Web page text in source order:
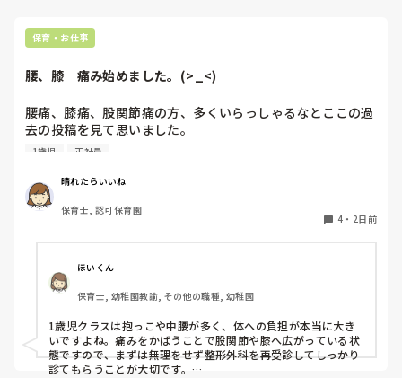
保育・お仕事
腰、膝　痛み始めました。(>_<)
腰痛、膝痛、股関節痛の方、多くいらっしゃるなとここの過
去の投稿を見て思いました。
という私も、２週間前、初めて腰痛になりました。
右腰が痛くて、起き上がれない。
ようやく立てたら、しゃがめない。
驚きました。
通院して、コルセット、湿布、痛み止め、電気などで１週間
乗り切ったら
週末には、左が痛みだし、これも痛み止めや湿布で抑えて仕
事をしていたら、
1歳児 正社員
晴れたらいいね
保育士, 認可保育園
4 ・ 2日前
ほいくん
保育士, 幼稚園教諭, その他の職種, 幼稚園
1歳児クラスは抱っこや中腰が多く、体への負担が本当に大き
いですよね。痛みをかばうことで股関節や膝へ広がっている状
態ですので、まずは無理をせず整形外科を再受診してしっかり
診てもらうことが大切です。